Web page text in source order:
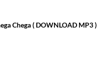
Chega ( DOWNLOAD MP3 )